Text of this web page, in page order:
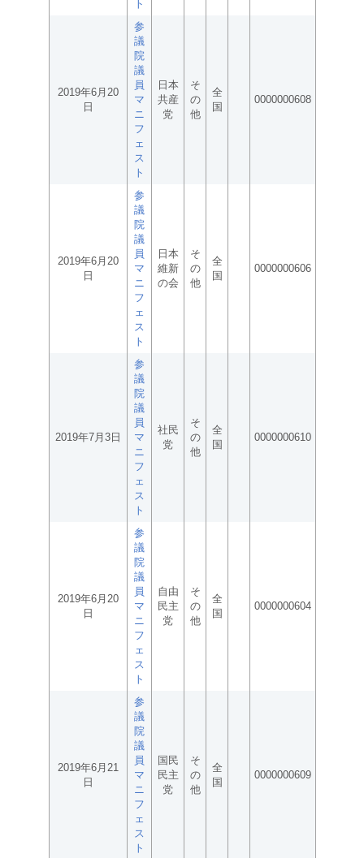
ト
2019年6月20
日
参
議
院
議
員
マ
ニ
フ
ェ
ス
ト
日本
共産
党
そ
の
他
全
国
0000000608
2019年6月20
日
参
議
院
議
員
マ
ニ
フ
ェ
ス
ト
日本
維新
の会
そ
の
他
全
国
0000000606
2019年7月3日
参
議
院
議
員
マ
ニ
フ
ェ
ス
ト
社民
党
そ
の
他
全
国
0000000610
2019年6月20
日
参
議
院
議
員
マ
ニ
フ
ェ
ス
ト
自由
民主
党
そ
の
他
全
国
0000000604
2019年6月21
日
参
議
院
議
員
マ
ニ
フ
ェ
ス
ト
国民
民主
党
そ
の
他
全
国
0000000609